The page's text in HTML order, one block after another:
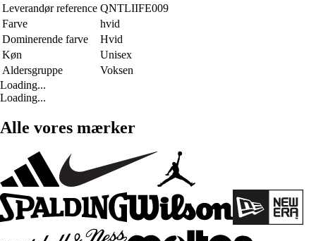
Leverandør reference QNTLIIFE009
Farve
hvid
Dominerende farve
Hvid
Køn
Unisex
Aldersgruppe
Voksen
Loading...
Loading...
Alle vores mærker